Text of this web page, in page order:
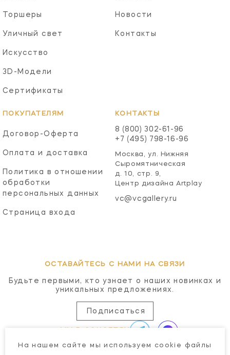
Торшеры
Уличный свет
Искусство
3D-Модели
Сертификаты
Новости
Контакты
ПОКУПАТЕЛЯМ
Договор-Оферта
Оплата и доставка
Политика в отношении
обработки
персональных данных
Страница входа
КОНТАКТЫ
8 (800) 302-61-96
+7 (495) 798-16-96
Москва, ул. Нижняя
Сыромятническая
д. 10, стр. 9,
Центр дизайна Artplay
vc@vcgallery.ru
ОСТАВАЙТЕСЬ С НАМИ НА СВЯЗИ
Будьте первыми, кто узнает о наших новинках и
уникальных предложениях.
Подписаться
На нашем сайте мы используем cookie файлы